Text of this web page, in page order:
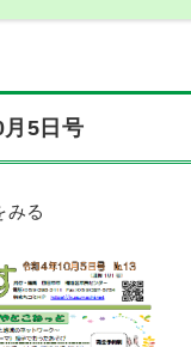
5日号
みる